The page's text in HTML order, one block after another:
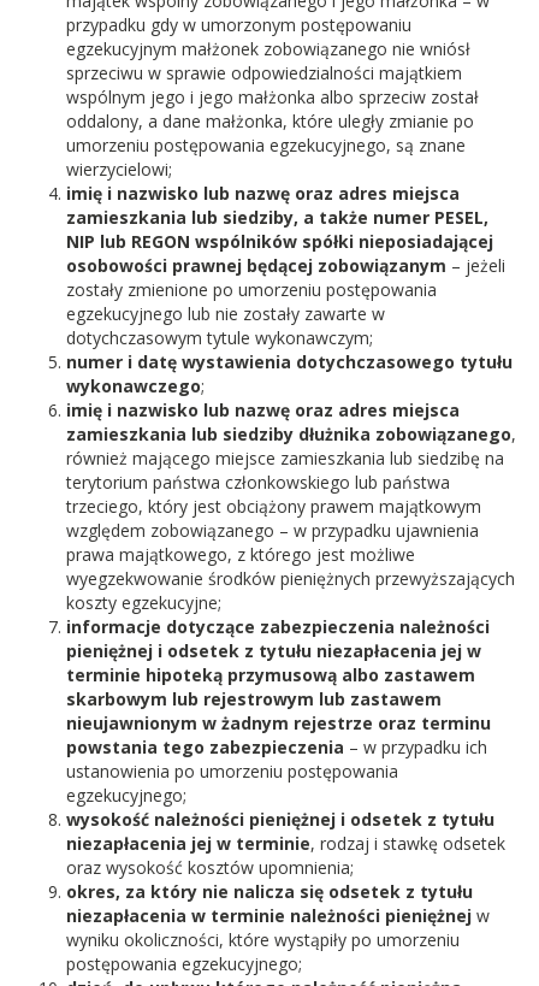
przypadku gdy w umorzonym postępowaniu
egzekucyjnym małżonek zobowiązanego nie wniósł
sprzeciwu w sprawie odpowiedzialności majątkiem
wspólnym jego i jego małżonka albo sprzeciw został
oddalony, a dane małżonka, które uległy zmianie po
umorzeniu postępowania egzekucyjnego, są znane
wierzycielowi;
imię i nazwisko lub nazwę oraz adres miejsca
zamieszkania lub siedziby, a także numer PESEL,
NIP lub REGON wspólników spółki nieposiadającej
osobowości prawnej będącej zobowiązanym – jeżeli
zostały zmienione po umorzeniu postępowania
egzekucyjnego lub nie zostały zawarte w
dotychczasowym tytule wykonawczym;
numer i datę wystawienia dotychczasowego tytułu
wykonawczego;
imię i nazwisko lub nazwę oraz adres miejsca
zamieszkania lub siedziby dłużnika zobowiązanego,
również mającego miejsce zamieszkania lub siedzibę na
terytorium państwa członkowskiego lub państwa
trzeciego, który jest obciążony prawem majątkowym
względem zobowiązanego – w przypadku ujawnienia
prawa majątkowego, z którego jest możliwe
wyegzekwowanie środków pieniężnych przewyższających
koszty egzekucyjne;
informacje dotyczące zabezpieczenia należności
pieniężnej i odsetek z tytułu niezapłacenia jej w
terminie hipoteką przymusową albo zastawem
skarbowym lub rejestrowym lub zastawem
nieujawnionym w żadnym rejestrze oraz terminu
powstania tego zabezpieczenia – w przypadku ich
ustanowienia po umorzeniu postępowania
egzekucyjnego;
wysokość należności pieniężnej i odsetek z tytułu
niezapłacenia jej w terminie, rodzaj i stawkę odsetek
oraz wysokość kosztów upomnienia;
okres, za który nie nalicza się odsetek z tytułu
niezapłacenia w terminie należności pieniężnej w
wyniku okoliczności, które wystąpiły po umorzeniu
postępowania egzekucyjnego;